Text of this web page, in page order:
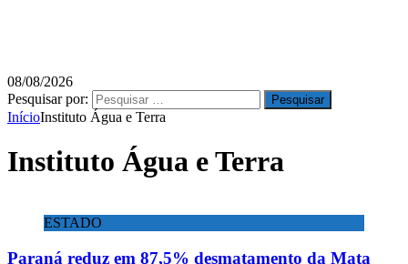
08/08/2026
Pesquisar por:
InícioInstituto Água e Terra
Instituto Água e Terra
ESTADO
Paraná reduz em 87,5% desmatamento da Mata